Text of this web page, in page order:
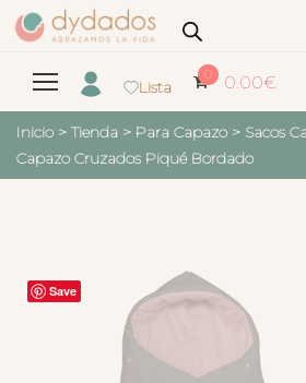
Lista
0 0.00€
Inicio > Tienda > Para Capazo > Sacos
Capazo Cruzados Piqué Bordado
Save